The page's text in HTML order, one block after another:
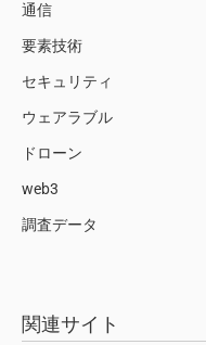
通信
要素技術
セキュリティ
ウェアラブル
ドローン
web3
調査データ
関連サイト